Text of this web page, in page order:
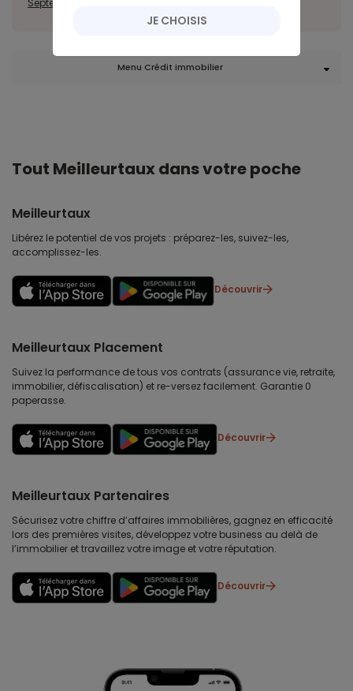
Septembre
Menu Crédit immobilier
Tout Meilleurtaux dans votre poche
Meilleurtaux
Libérez le potentiel de vos projets : préparez-les, suivez-les,
accomplissez-les.
Découvrir
Meilleurtaux Placement
Suivez la performance de tous vos contrats (assurance vie, retraite,
immobilier, défiscalisation) et re-versez facilement. Garantie 0
paperasse.
Découvrir
Meilleurtaux Partenaires
Sécurisez votre chiffre d’affaires immobilières, gagnez en efficacité
lors des premières visites, développez votre business au delà de
l’immobilier et travaillez votre image et votre réputation.
Découvrir
JE CHOISIS